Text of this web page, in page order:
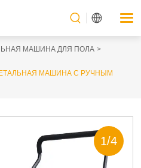
МАШИНА ДЛЯ ПОЛА
МАШИНА С РУЧНЫМ
1/4